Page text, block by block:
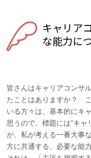
キャリア
な能力に
皆さんはキャリアコンサ
たことはありますか？
いる方々は、基本的にキ
思うので、標題には"キャ
が、私が考える一番大事
方に共通する、必要な能